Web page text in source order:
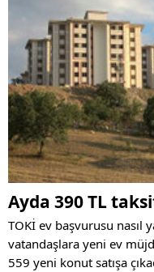
Ayda 390 TL
TOKİ ev başvurusu nasıl
vatandaşlara yeni ev
559 yeni konut satışa